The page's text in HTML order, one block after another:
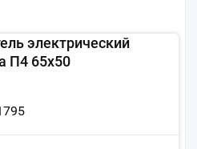
электрический
П4 65x50